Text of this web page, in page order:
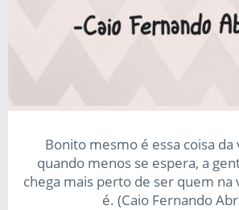
Bonito mesmo é essa coisa da
quando menos se espera, a
chega mais perto de ser quem na
é. (Caio Fernando